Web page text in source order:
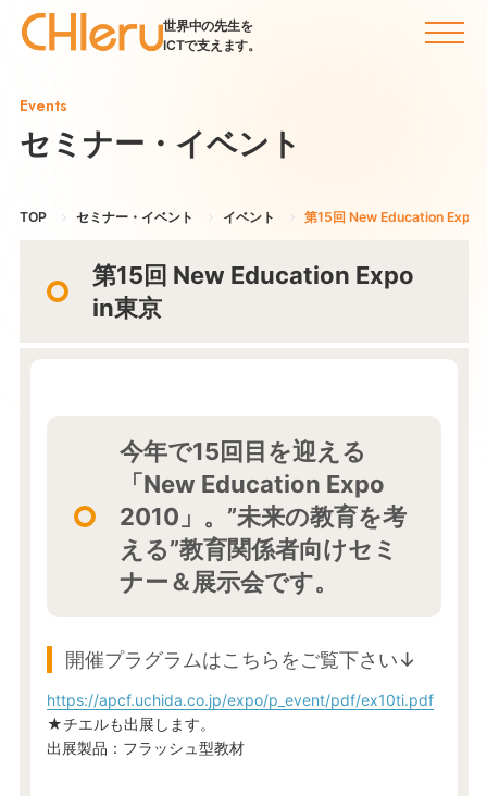
世界中の先生を
ICTで支えます。
Events
セミナー・イベント
TOP セミナー・イベント イベント 第15回 New Education Expo
第15回 New Education Expo
in東京
今年で15回目を迎える
「New Education Expo
2010」。”未来の教育を考
える”教育関係者向けセミ
ナー＆展示会です。
開催プラグラムはこちらをご覧下さい↓
https://apcf.uchida.co.jp/expo/p_event/pdf/ex10ti.pdf
★チエルも出展します。
出展製品：フラッシュ型教材